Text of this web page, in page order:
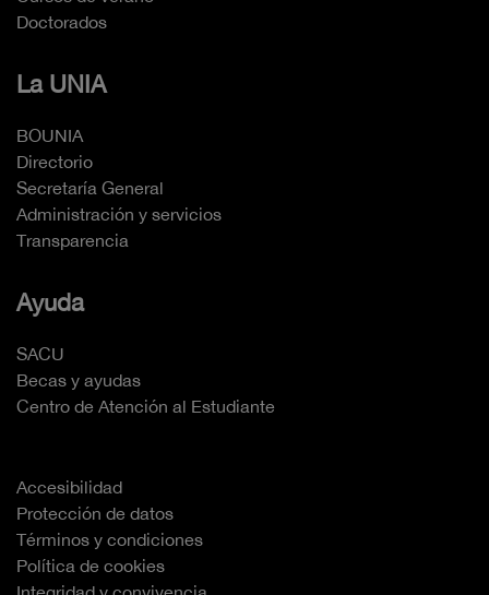
Doctorados
La UNIA
BOUNIA
Directorio
Secretaría General
Administración y servicios
Transparencia
Ayuda
SACU
Becas y ayudas
Centro de Atención al Estudiante
Accesibilidad
Protección de datos
Términos y condiciones
Política de cookies